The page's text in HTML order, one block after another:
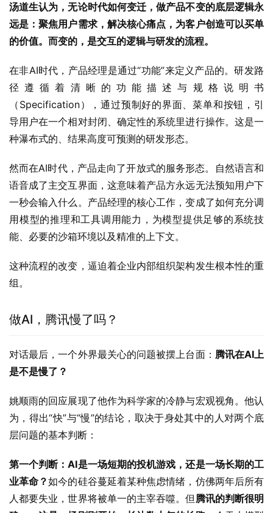
汤道生认为，无论时代如何变迁，做产品不变的底层逻辑永
远是：聚焦用户需求，解决核心痛点，为客户创造可以买单
的价值。而变的，是交互的逻辑与研发的流程。
在非AI时代，产品经理是通过“功能”来定义产品的。研发路
径遵循着清晰的功能描述与规格说明书
（Specification），通过预制好的界面、菜单和按钮，引
导用户在一个相对封闭、确定性的系统里进行操作。这是一
种瀑布式的、结果高度可预测的研发形态。
然而在AI时代，产品走向了开放式的服务形态。自然语言和
语音成了主交互界面，这意味着产品方永远无法预知用户下
一秒会输入什么。产品经理的核心工作，变成了如何充分调
用模型的推理和工具调用能力，为模型提供足够的系统技
能、必要的沙箱环境以及精准的上下文。
这种流程的改变，逼迫着企业内部组织架构发生根本性的重
组。
做AI，腾讯慢了吗？
对话最后，一个外界最关心的问题被摆上台面： 腾讯在AI上
是不是慢了？
姚顺雨的回应展现了他作为科学家的冷静与宏观视角。他认
为，得出“快”与“慢”的结论，取决于身处其中的人对两个底
层问题的基本判断：
第一个判断：AI是一场短期的投机游戏，还是一场长期的工
业革命？如今的硅谷蔓延着某种焦虑情绪，仿佛两年后所有
人都要失业，世界将被单一的主宰吞噬。但 腾讯的判断很明